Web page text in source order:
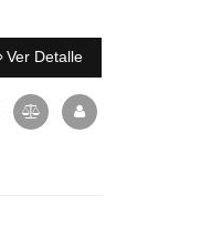
Ver Detalle